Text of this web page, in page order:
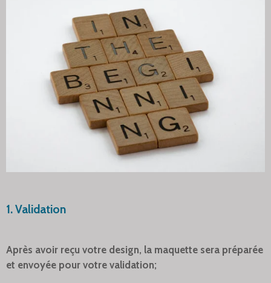
1. Validation
Après avoir reçu votre design, la maquette sera préparée
et envoyée pour votre validation;